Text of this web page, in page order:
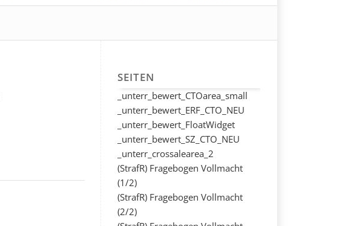
SEITEN
_unterr_bewert_CTOarea_small
_unterr_bewert_ERF_CTO_NEU
_unterr_bewert_FloatWidget
_unterr_bewert_SZ_CTO_NEU
_unterr_crossalearea_2
(StrafR) Fragebogen Vollmacht
(1/2)
(StrafR) Fragebogen Vollmacht
(2/2)